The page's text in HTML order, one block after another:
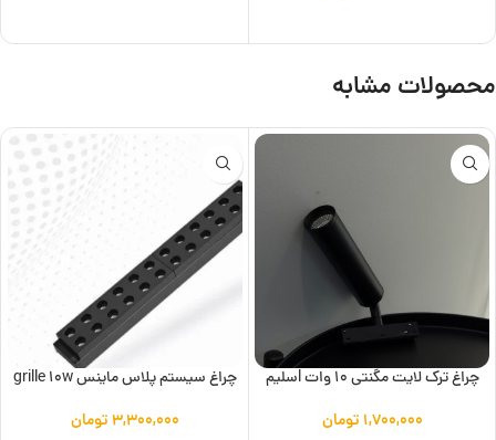
محصولات مشابه
چراغ ترک لایت مگنتی 10 وات lسلیم
۱,۷۰۰,۰۰۰ تومان
چراغ سیستم پلاس ماینس grille 10w
۳,۳۰۰,۰۰۰تومان